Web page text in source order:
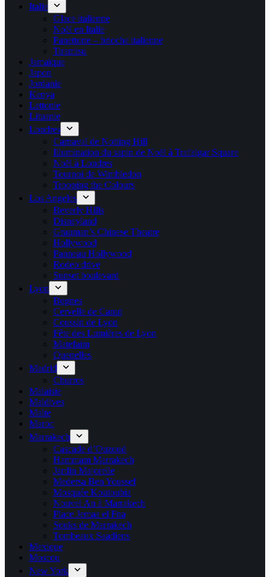
Italie
Glace italienne
Noël en Italie
Panettone – brioche italienne
Tiramisu
Jamaïque
Japon
Jordanie
Kenya
Lettonie
Lituanie
Londres
Carnaval de Notting Hill
Illumination du sapin de Noël à Trafalgar Square
Noël à Londres
Tournoi de Wimbledon
Trooping the Colours
Los Angeles
Beverly Hills
Disneyland
Grauman’s Chinese Theatre
Hollywood
Panneau Hollywood
Rodeo drive
Sunset boulevard
Lyon
Bugnes
Cervelle de Canut
Coussin de Lyon
Fête des Lumières de Lyon
Matefaim
Quenelles
Madrid
Churros
Malaisie
Maldives
Malte
Maroc
Marrakech
Cascade d’Ouzoud
Hammam Marrakech
Jardin Majorelle
Medersa Ben Youssef
Mosquée Koutoubia
Nouvel An à Marrakech
Place Jemaa el Fna
Souks de Marrakech
Tombeaux Saadiens
Mexique
Moscou
New York